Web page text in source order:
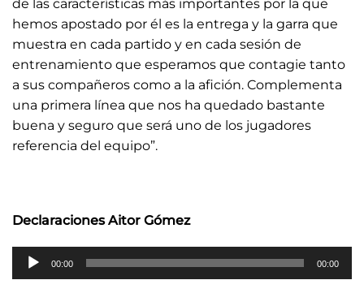
de las características más importantes por la que
hemos apostado por él es la entrega y la garra que
muestra en cada partido y en cada sesión de
entrenamiento que esperamos que contagie tanto
a sus compañeros como a la afición. Complementa
una primera línea que nos ha quedado bastante
buena y seguro que será uno de los jugadores
referencia del equipo”.
Declaraciones Aitor Gómez
Reproductor
de
00:00 00:00